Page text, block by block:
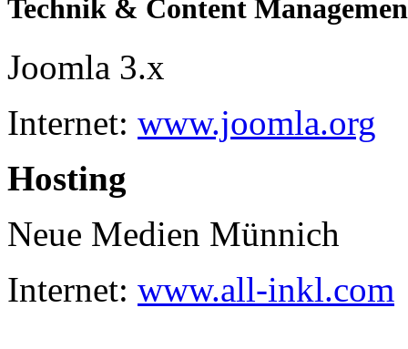
Technik & Content
Joomla 3.x
Internet: www.joomla.org
Hosting
Neue Medien Münnich
Internet: www.all-inkl.com